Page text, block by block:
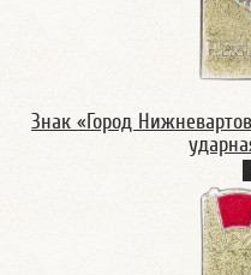
Знак «Город